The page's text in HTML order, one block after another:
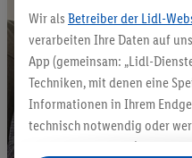
Wir als Betreiber der Lidl-
verarbeiten Ihre Daten auf
App (gemeinsam: „Lidl-
Techniken, mit denen eine
Informationen in Ihrem
technisch notwendig oder
auch durch Partner (u.a.